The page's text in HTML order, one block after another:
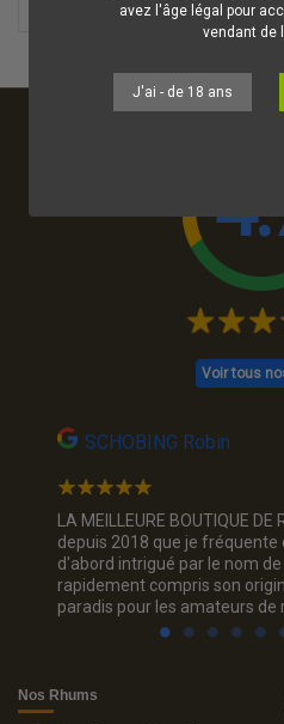
avez l'âge légal pour
vendant de
J'ai - de 18 ans
Voir tous
SCHOBING Robin
LA MEILLEURE BOUTIQUE
depuis 2018 que je
d'abord intrigué par le nom
rapidement compris son
paradis pour les amateurs de
Nos Rhums